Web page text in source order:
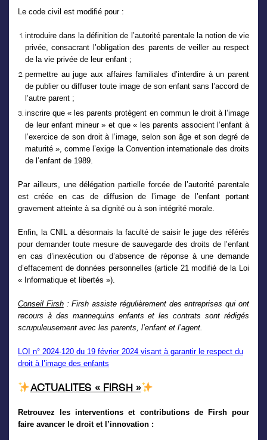
Le code civil est modifié pour :
introduire dans la définition de l’autorité parentale la notion de vie
privée, consacrant l’obligation des parents de veiller au respect
de la vie privée de leur enfant ;
permettre au juge aux affaires familiales d’interdire à un parent
de publier ou diffuser toute image de son enfant sans l’accord de
l’autre parent ;
inscrire que « les parents protègent en commun le droit à l’image
de leur enfant mineur » et que « les parents associent l’enfant à
l’exercice de son droit à l’image, selon son âge et son degré de
maturité », comme l’exige la Convention internationale des droits
de l’enfant de 1989.
Par ailleurs, une délégation partielle forcée de l’autorité parentale
est créée en cas de diffusion de l’image de l’enfant portant
gravement atteinte à sa dignité ou à son intégrité morale.
Enfin, la CNIL a désormais la faculté de saisir le juge des référés
pour demander toute mesure de sauvegarde des droits de l’enfant
en cas d’inexécution ou d’absence de réponse à une demande
d’effacement de données personnelles (article 21 modifié de la Loi
« Informatique et libertés »).
Conseil Firsh: Firsh assiste régulièrement des entreprises qui ont
recours à des mannequins enfants et les contrats sont rédigés
scrupuleusement avec les parents, l’enfant et l’agent.
LOI n° 2024-120 du 19 février 2024 visant à garantir le respect du
droit à l’image des enfants
ACTUALITES « FIRSH »
Retrouvez les interventions et contributions de Firsh pour
faire avancer le droit et l’innovation :